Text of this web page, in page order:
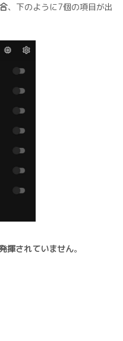
、下のように7個の項目が出
揮されていません。